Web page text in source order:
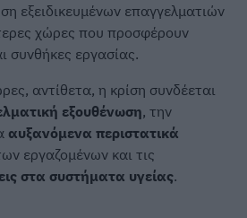
εξειδικευμένων επαγγελματιών
χώρες που προσφέρουν
συνθήκες εργασίας.
αντίθετα, η κρίση συνδέεται
εξουθένωση, την
αυξανόμενα περιστατικά
εργαζομένων και τις
στα συστήματα υγείας.